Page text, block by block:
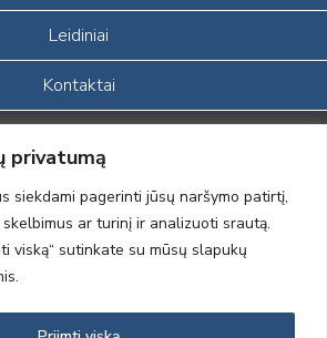
privatumą
siekdami pagerinti jūsų naršymo patirtį,
ar turinį ir analizuoti srautą.
viską“ sutinkate su mūsų slapukų
Leidiniai
Kontaktai
Lietuvos Respublikos, Europos
finansinių mechanizmų iš dalies
veiklos sustiprinimas ir įvaizdžio
į aplinkosauginių tyrimų veiklą“
2004-LT0008-NVO-1EEE/NOR-02-